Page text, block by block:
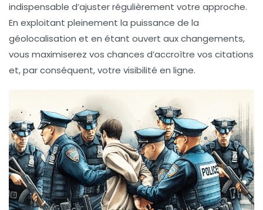
indispensable d’ajuster régulièrement votre approche.
En exploitant pleinement la puissance de la
géolocalisation et en étant ouvert aux changements,
vous maximiserez vos chances d’accroître vos citations
et, par conséquent, votre visibilité en ligne.